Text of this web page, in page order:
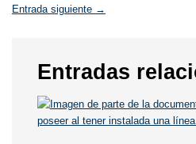
Entrada siguiente →
Entradas